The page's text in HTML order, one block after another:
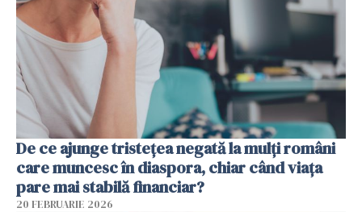
De ce ajunge tristețea negată la mulți români
care muncesc în diaspora, chiar când viața
pare mai stabilă financiar?
20 FEBRUARIE 2026